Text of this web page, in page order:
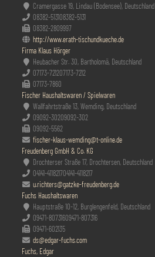
Cramergasse 19, Lindau (Bodensee), Deutschland
08382-513108382-5131
08382-2809997
http://www.erath-tischundkueche.de
Firma Klaus Hörger
Heubacher Str. 30, Bartholomä, Deutschland
07173-721207173-7212
07173-7860
Fischer Haushaltswaren / Spielwaren
Wallfahrtstraße 13, Wemding, Deutschland
09092-30209092-302
09092-5562
fischer-klaus-wemding@t-online.de
Freudenberg GmbH & Co. KG
Drochterser Straße 17, Drochtersen, Deutschland
04141-411821704141-4118217
u.richters@gatzke-freudenberg.de
Fuchs Haushaltswaren
Hauptstraße 10-12, Burglengenfeld, Deutschland
09471-80731609471-807316
09471-602135
ds@edgar-fuchs.com
Fuchs, Edgar